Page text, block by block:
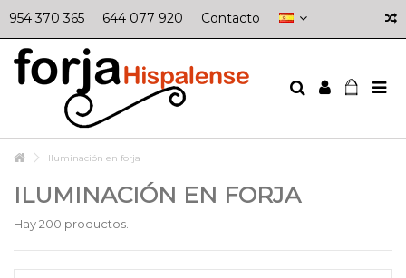
954 370 365 644 077 920 Contacto
Iluminación en forja
ILUMINACIÓN EN FORJA
Hay 200 productos.